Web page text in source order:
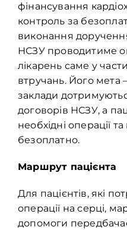
фінансування
контроль за
виконання
НСЗУ проводитиме
лікарень саме у
втручань. Його мета
заклади
договорів НСЗУ, а
необхідні операції
безоплатно.
Маршрут пацієнта
Для пацієнтів, які
операції на серці,
допомоги